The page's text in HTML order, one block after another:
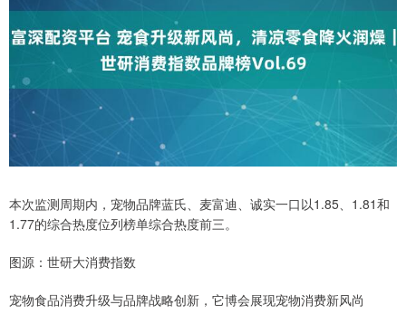
本次监测周期内，宠物品牌蓝氏、麦富迪、诚实一口以1.85、1.81和
1.77的综合热度位列榜单综合热度前三。
图源：世研大消费指数
宠物食品消费升级与品牌战略创新，它博会展现宠物消费新风尚